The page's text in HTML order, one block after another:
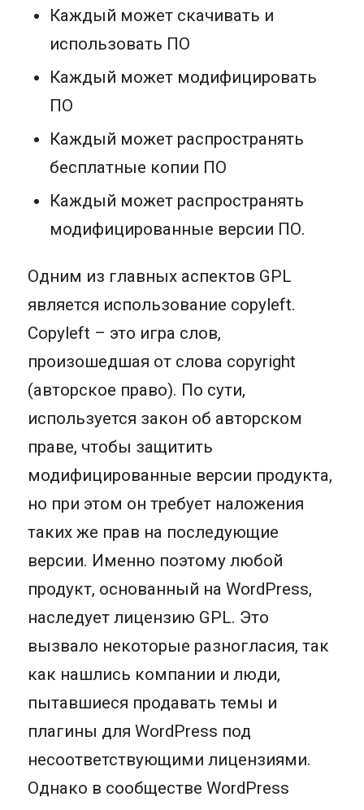
Каждый может скачивать и
использовать ПО
Каждый может модифицировать
ПО
Каждый может распространять
бесплатные копии ПО
Каждый может распространять
модифицированные версии ПО.
Одним из главных аспектов GPL
является использование copyleft.
Copyleft – это игра слов,
произошедшая от слова copyright
(авторское право). По сути,
используется закон об авторском
праве, чтобы защитить
модифицированные версии продукта,
но при этом он требует наложения
таких же прав на последующие
версии. Именно поэтому любой
продукт, основанный на WordPress,
наследует лицензию GPL. Это
вызвало некоторые разногласия, так
как нашлись компании и люди,
пытавшиеся продавать темы и
плагины для WordPress под
несоответствующими лицензиями.
Однако в сообществе WordPress